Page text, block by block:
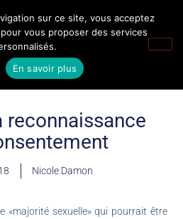
reconnaissance
Nicole Damon
«majorité sexuelle» qui pourrait être
sur ce site, vous acceptez
vous proposer des services
En savoir plus